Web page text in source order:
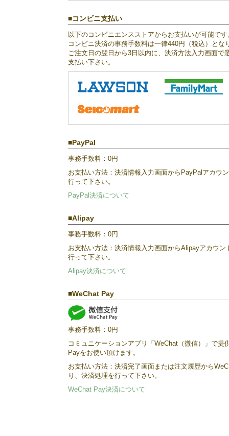
コンビニ支払い
以下のコンビニエンスストアからお支払いが可能です
コンビニ決済の事務手数料は一律440円（税込）とな
ご注文日の翌日から3日以内に、決済方法入力画面で
支払い下さい。
PayPal
事務手数料：0円
お支払い方法：決済情報入力画面からPayPalアカウ
行って下さい。
PayPal決済について
Alipay
事務手数料：0円
お支払い方法：決済情報入力画面からAlipayアカウ
行って下さい。
Alipay決済について
WeChat Pay
事務手数料：0円
コミュニケーションアプリ「WeChat（微信）」で提
Payをお使い頂けます。
お支払い方法：決済完了画面または注文履歴から
り、決済処理を行って下さい。
WeChat Pay決済について